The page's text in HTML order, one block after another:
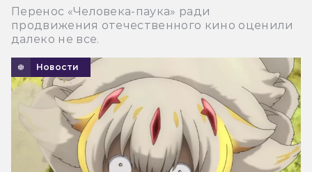
Перенос «Человека-паука» ради
продвижения отечественного кино оценили
далеко не все.
Новости